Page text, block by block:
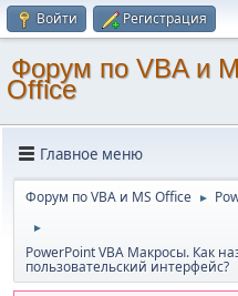
Войти Регистрация
Форум по VBA и
Office
Главное меню
Форум по VBA и MS Office ►
►
PowerPoint VBA Макросы. Как
пользовательский интерфейс?